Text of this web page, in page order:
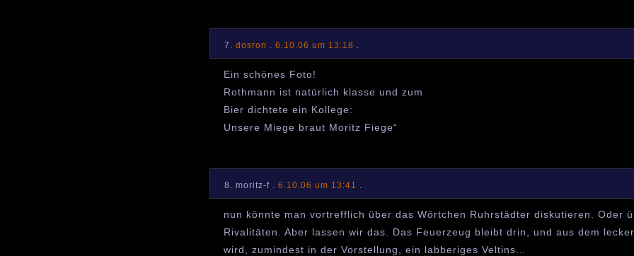
7. dosron 6.10.06 um 13:18
Ein schönes Foto!
Rothmann ist natürlich klasse und zum
Bier dichtete ein Kollege:
Unsere Miege braut Moritz Fiege“
8. moritz-f . 6.10.06 um 13:41
nun könnte man vortrefflich über das Wörtchen Ruhrstädter diskutieren. Oder
Rivalitäten. Aber lassen wir das. Das Feuerzeug bleibt drin, und aus dem
wird, zumindest in der Vorstellung, ein labberiges Veltins…